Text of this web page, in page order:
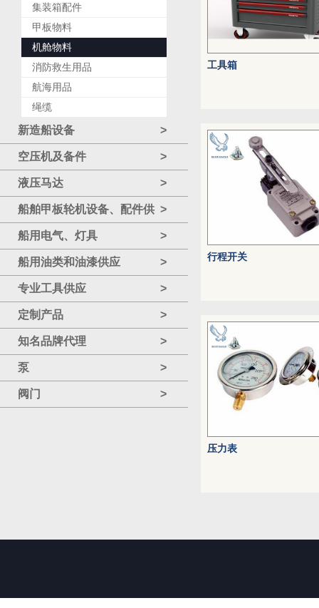
集装箱配件
甲板物料
机舱物料
消防救生用品
航海用品
绳缆
新造船设备 >
空压机及备件 >
液压马达 >
船舶甲板轮机设备、配件供
应
>
船用电气、灯具 >
船用油类和油漆供应 >
专业工具供应 >
定制产品 >
知名品牌代理 >
泵 >
阀门 >
工具箱
行程开关
压力表